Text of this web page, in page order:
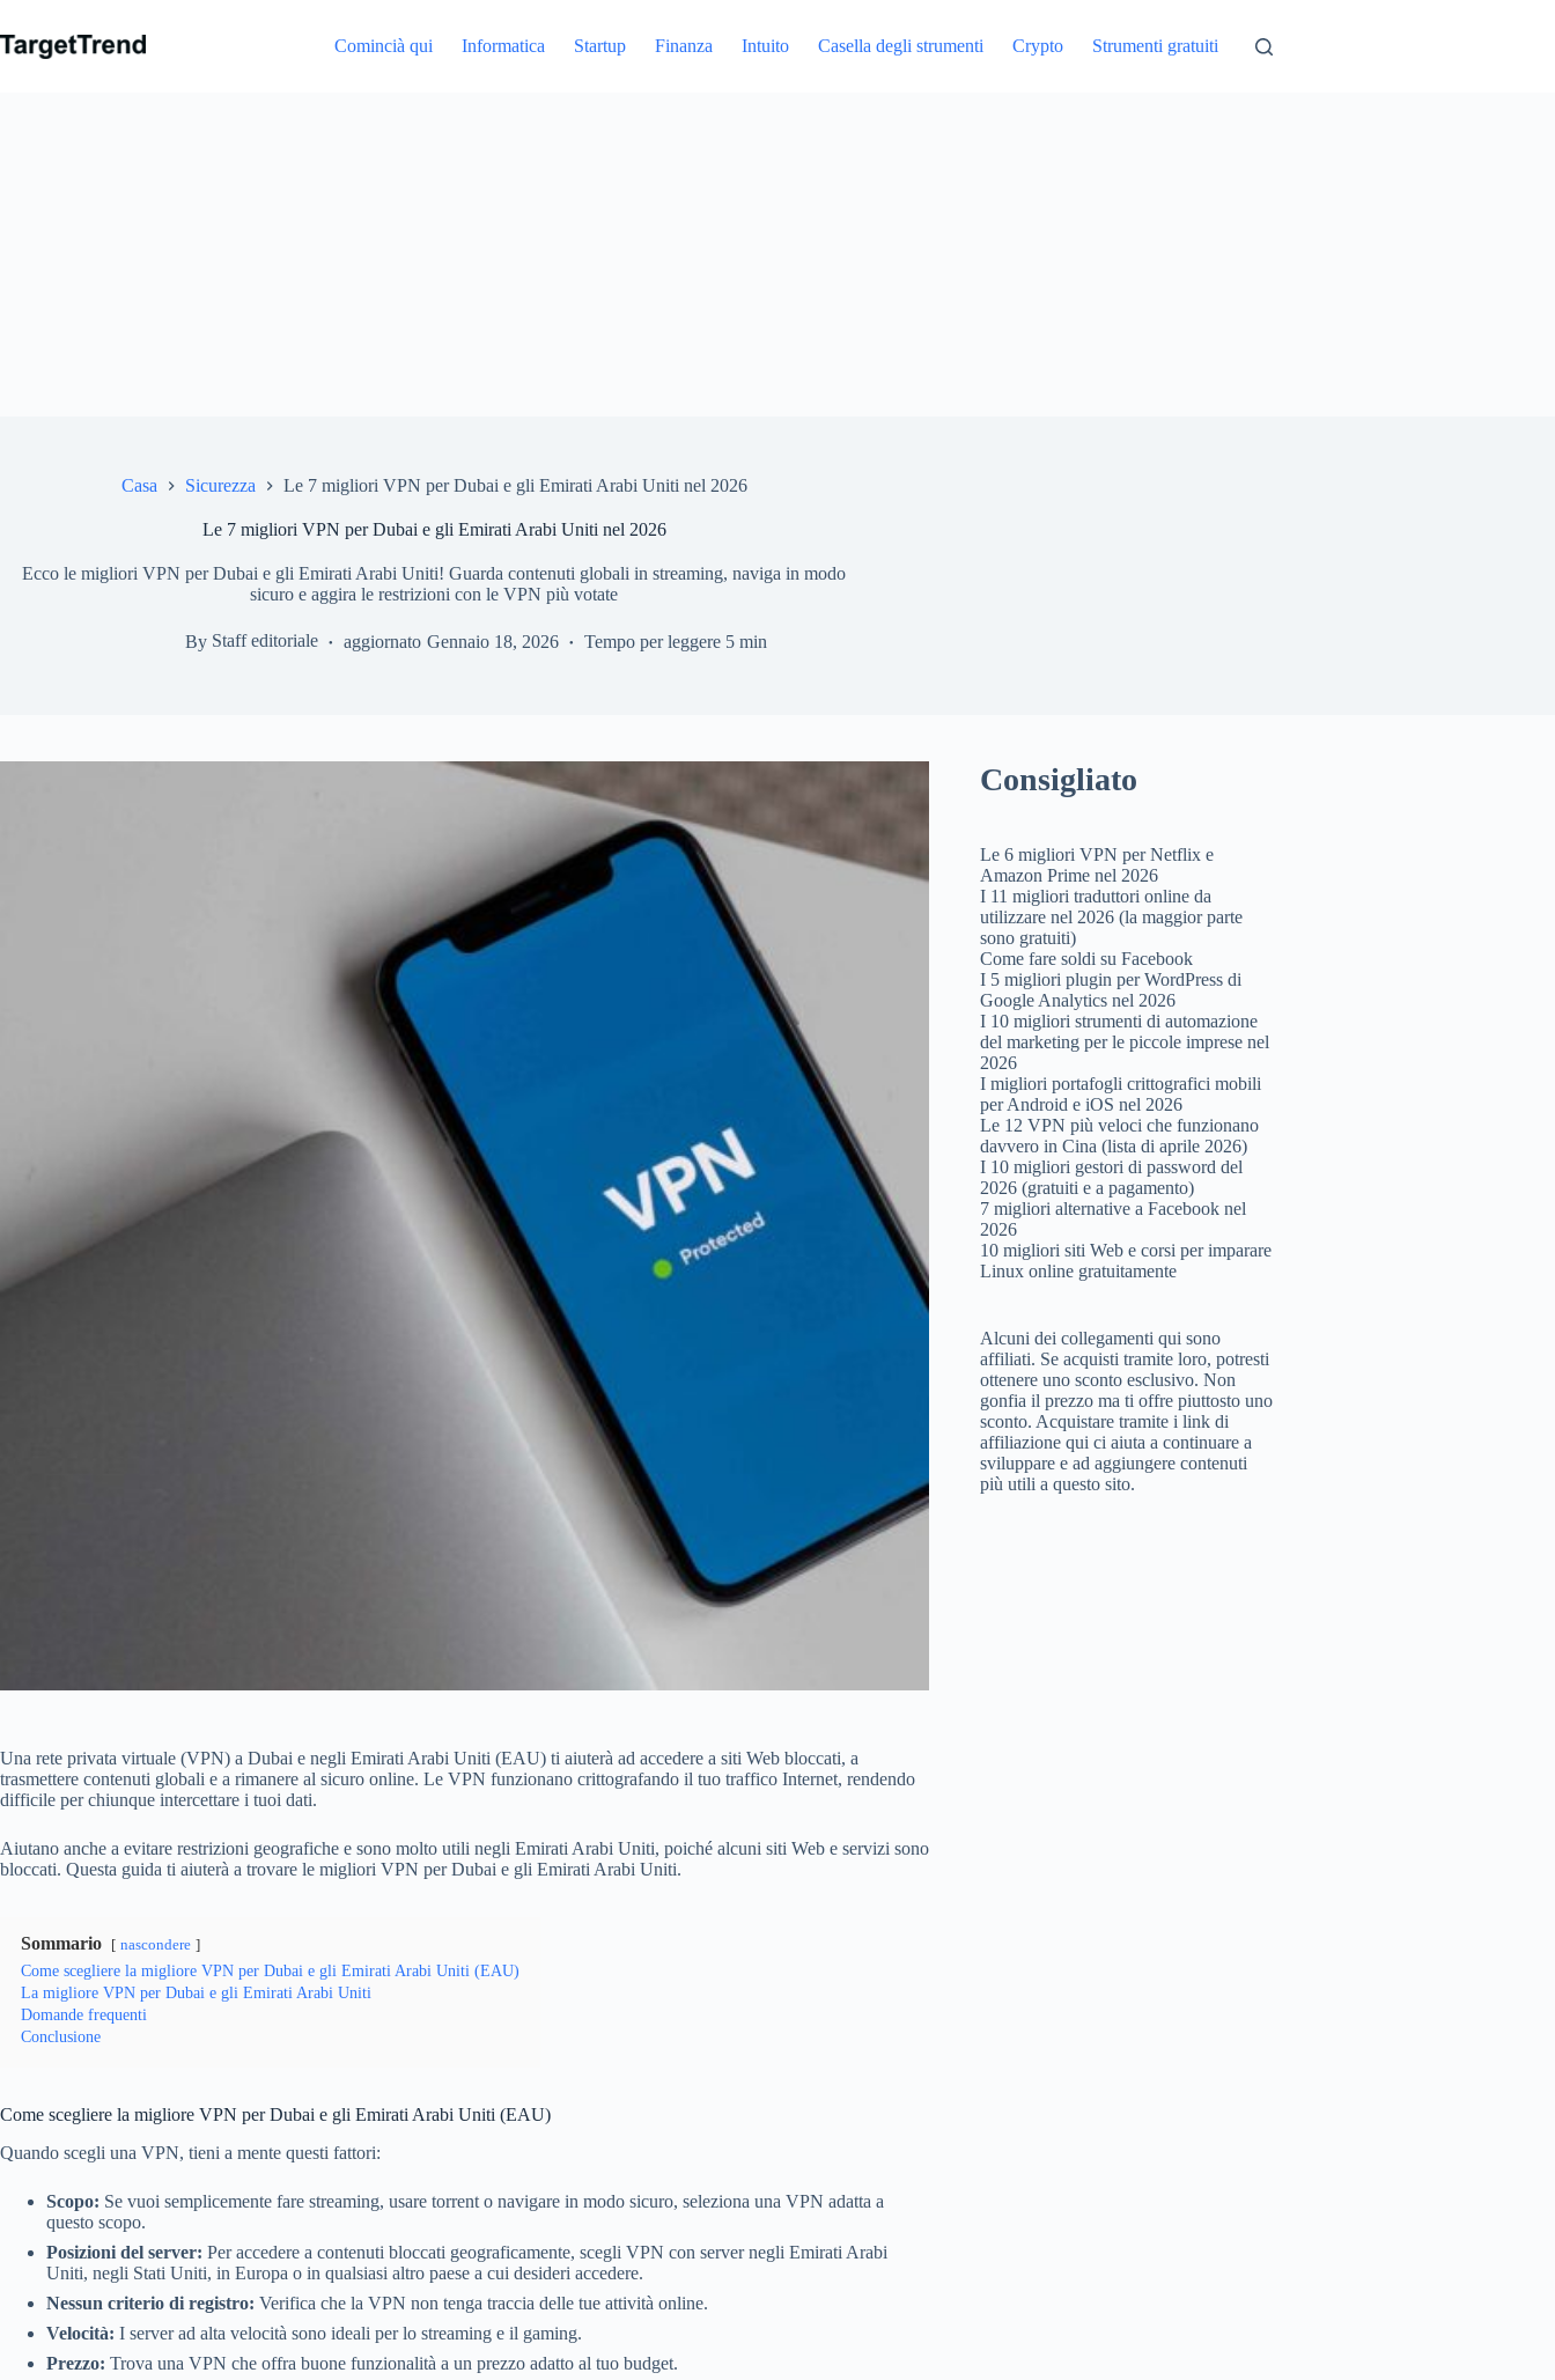
contenuto
Comincià qui Informatica Startup Finanza Intuito Casella degli strumenti Crypto Strumenti gratuiti
Casa Sicurezza Le 7 migliori VPN per Dubai e gli Emirati Arabi Uniti nel 2026
Le 7 migliori VPN per Dubai e gli Emirati Arabi Uniti nel 2026
Ecco le migliori VPN per Dubai e gli Emirati Arabi Uniti! Guarda contenuti globali in streaming, naviga in modo
sicuro e aggira le restrizioni con le VPN più votate
By Staff editoriale aggiornato Gennaio 18, 2026 Tempo per leggere 5 min
Una rete privata virtuale (VPN) a Dubai e negli Emirati Arabi Uniti (EAU) ti aiuterà ad accedere a siti Web bloccati, a
trasmettere contenuti globali e a rimanere al sicuro online. Le VPN funzionano crittografando il tuo traffico Internet, rendendo
difficile per chiunque intercettare i tuoi dati.
Aiutano anche a evitare restrizioni geografiche e sono molto utili negli Emirati Arabi Uniti, poiché alcuni siti Web e servizi sono
bloccati. Questa guida ti aiuterà a trovare le migliori VPN per Dubai e gli Emirati Arabi Uniti.
Sommario nascondere
Come scegliere la migliore VPN per Dubai e gli Emirati Arabi Uniti (EAU)
La migliore VPN per Dubai e gli Emirati Arabi Uniti
Domande frequenti
Conclusione
Come scegliere la migliore VPN per Dubai e gli Emirati Arabi Uniti (EAU)
Quando scegli una VPN, tieni a mente questi fattori:
Scopo: Se vuoi semplicemente fare streaming, usare torrent o navigare in modo sicuro, seleziona una VPN adatta a
questo scopo.
Posizioni del server: Per accedere a contenuti bloccati geograficamente, scegli VPN con server negli Emirati Arabi
Uniti, negli Stati Uniti, in Europa o in qualsiasi altro paese a cui desideri accedere.
Nessun criterio di registro: Verifica che la VPN non tenga traccia delle tue attività online.
Velocità: I server ad alta velocità sono ideali per lo streaming e il gaming.
Prezzo: Trova una VPN che offra buone funzionalità a un prezzo adatto al tuo budget.
Consigliato
Le 6 migliori VPN per Netflix e
Amazon Prime nel 2026
I 11 migliori traduttori online da
utilizzare nel 2026 (la maggior parte
sono gratuiti)
Come fare soldi su Facebook
I 5 migliori plugin per WordPress di
Google Analytics nel 2026
I 10 migliori strumenti di automazione
del marketing per le piccole imprese nel
2026
I migliori portafogli crittografici mobili
per Android e iOS nel 2026
Le 12 VPN più veloci che funzionano
davvero in Cina (lista di aprile 2026)
I 10 migliori gestori di password del
2026 (gratuiti e a pagamento)
7 migliori alternative a Facebook nel
2026
10 migliori siti Web e corsi per imparare
Linux online gratuitamente
Alcuni dei collegamenti qui sono
affiliati. Se acquisti tramite loro, potresti
ottenere uno sconto esclusivo. Non
gonfia il prezzo ma ti offre piuttosto uno
sconto. Acquistare tramite i link di
affiliazione qui ci aiuta a continuare a
sviluppare e ad aggiungere contenuti
più utili a questo sito.